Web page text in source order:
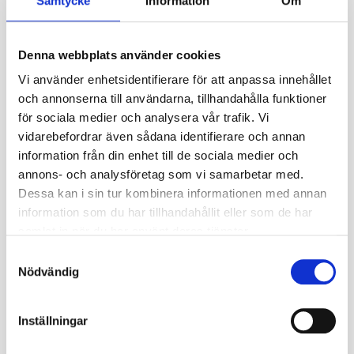
Denna webbplats använder cookies
Vi använder enhetsidentifierare för att anpassa innehållet
och annonserna till användarna, tillhandahålla funktioner
för sociala medier och analysera vår trafik. Vi
vidarebefordrar även sådana identifierare och annan
information från din enhet till de sociala medier och
annons- och analysföretag som vi samarbetar med.
Dessa kan i sin tur kombinera informationen med annan
information som du har tillhandahållit eller som de har
Nödvändig
Inställningar
✓ Stabil gång vid transport
✓ Låg markpackning
✓ E-beteckning för vägoptimering
✓ TL-utförande – slanglöst
Användningsområde
✓ Lantbruksvagnar
✓ Balpressar
✓ Släp
✓ Redskap
✓ Transport och jordbearbetning
✓ Däcktyp: Implementdäck
✓ Konstruktionstyp: Diagonal